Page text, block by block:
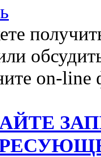
on-